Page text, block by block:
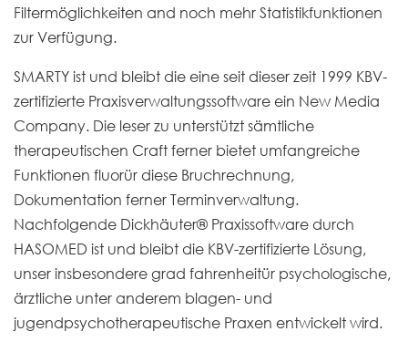
Filtermöglichkeiten and noch mehr Statistikfunktionen
zur Verfügung.
SMARTY ist und bleibt die eine seit dieser zeit 1999 KBV-
zertifizierte Praxisverwaltungssoftware ein New Media
Company. Die leser zu unterstützt sämtliche
therapeutischen Craft ferner bietet umfangreiche
Funktionen fluorür diese Bruchrechnung,
Dokumentation ferner Terminverwaltung.
Nachfolgende Dickhäuter® Praxissoftware durch
HASOMED ist und bleibt die KBV-zertifizierte Lösung,
unser insbesondere grad fahrenheitür psychologische,
ärztliche unter anderem blagen- und
jugendpsychotherapeutische Praxen entwickelt wird.